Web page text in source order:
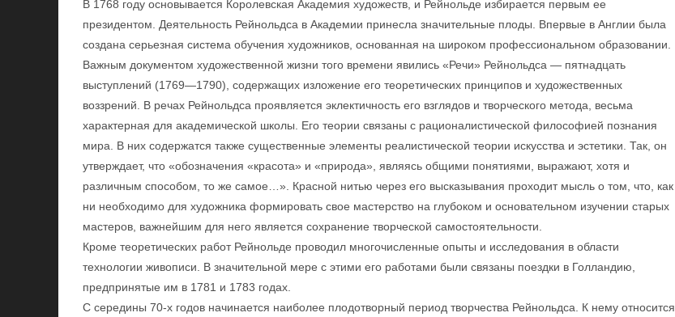
В 1768 году основывается Королевская Академия художеств, и Рейнольде избирается первым ее
президентом. Деятельность Рейнольдса в Академии принесла значительные плоды. Впервые в Англии была
создана серьезная система обучения художников, основанная на широком профессиональном образовании.
Важным документом художественной жизни того времени явились «Речи» Рейнольдса — пятнадцать
выступлений (1769—1790), содержащих изложение его теоретических принципов и художественных
воззрений. В речах Рейнольдса проявляется эклектичность его взглядов и творческого метода, весьма
характерная для академической школы. Его теории связаны с рационалистической философией познания
мира. В них содержатся также существенные элементы реалистической теории искусства и эстетики. Так, он
утверждает, что «обозначения «красота» и «природа», являясь общими понятиями, выражают, хотя и
различным способом, то же самое…». Красной нитью через его высказывания проходит мысль о том, что, как
ни необходимо для художника формировать свое мастерство на глубоком и основательном изучении старых
мастеров, важнейшим для него является сохранение творческой самостоятельности.
Кроме теоретических работ Рейнольде проводил многочисленные опыты и исследования в области
технологии живописи. В значительной мере с этими его работами были связаны поездки в Голландию,
предпринятые им в 1781 и 1783 годах.
С середины 70-х годов начинается наиболее плодотворный период творчества Рейнольдса. К нему относится